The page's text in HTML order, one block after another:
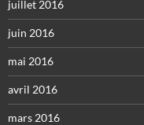
juillet 2016
juin 2016
mai 2016
avril 2016
mars 2016